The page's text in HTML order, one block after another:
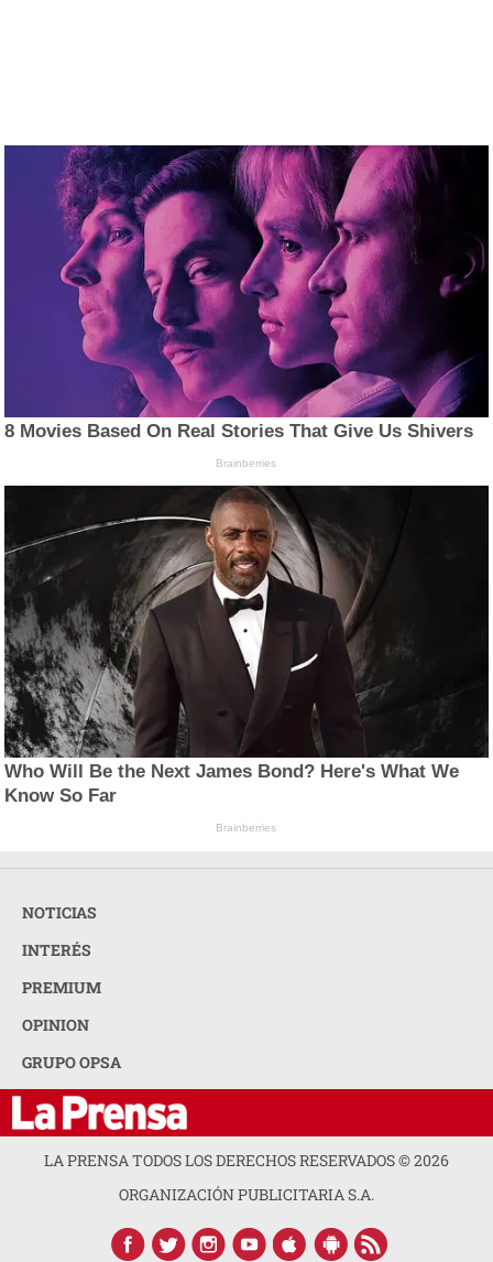
8 Movies Based On Real Stories That Give Us Shivers
Brainberries
Who Will Be the Next James Bond? Here's What We
Know So Far
Brainberries
NOTICIAS
INTERÉS
PREMIUM
OPINION
GRUPO OPSA
LA PRENSA TODOS LOS DERECHOS RESERVADOS ©2026
ORGANIZACIÓN PUBLICITARIA S.A.